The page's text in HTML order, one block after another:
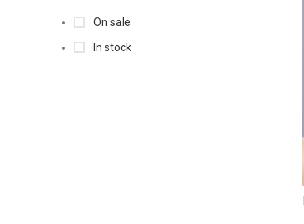
On sale
In stock